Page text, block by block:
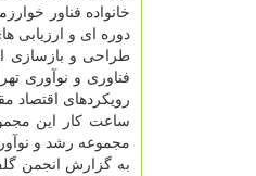
خانواده فناور
دوره ای و ارزیابی
طراحی و بازسازی
فناوری و نوآوری
رویکردهای اقتصاد
مجموعه رشد و
به گزارش انجمن